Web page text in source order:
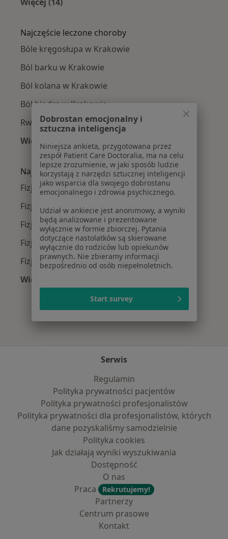
Najczęście leczone choroby
Bóle kręgosłupa w Krakowie
Ból barku w Krakowie
Ból kolana w Krakowie
Ból biodra w Krakowie
Rwa kulszowa w Krakowie
Więcej (15)
Więcej w kategorii: Najczęście leczone
Najpopularniejsze ubezpieczenia
Fizjoterapeuci z Allianz w Krakowie
Fizjoterapeuci z Signal Iduna w Krakowie
Fizjoterapeuci z JP MEDICA w Krakowie
Fizjoterapeuci z TU Zdrowie w Krakowie
Fizjoterapeuci z Świat Zdrowia w Krakowie
Więcej (11)
Więcej w kategorii: Najpopularniejsze
Serwis
Regulamin
Polityka prywatności pacjentów
Polityka prywatności profesjonalistów
Polityka prywatności dla profesjonalistów, których
dane pozyskaliśmy samodzielnie
Polityka cookies
Jak działają wyniki wyszukiwania
Dostępność
O nas
Praca
Rekrutujemy!
Partnerzy
Centrum prasowe
Kontakt
Dobrostan emocjonalny i
sztuczna inteligencja
Niniejsza ankieta, przygotowana przez
zespół Patient Care Doctoralia, ma na celu
lepsze zrozumienie, w jaki sposób ludzie
korzystają z narzędzi sztucznej inteligencji
jako wsparcia dla swojego dobrostanu
emocjonalnego i zdrowia psychicznego.
Udział w ankiecie jest anonimowy, a wyniki
będą analizowane i prezentowane
wyłącznie w formie zbiorczej. Pytania
dotyczące nastolatków są skierowane
wyłącznie do rodziców lub opiekunów
prawnych. Nie zbieramy informacji
bezpośrednio od osób niepełnoletnich.
Start survey